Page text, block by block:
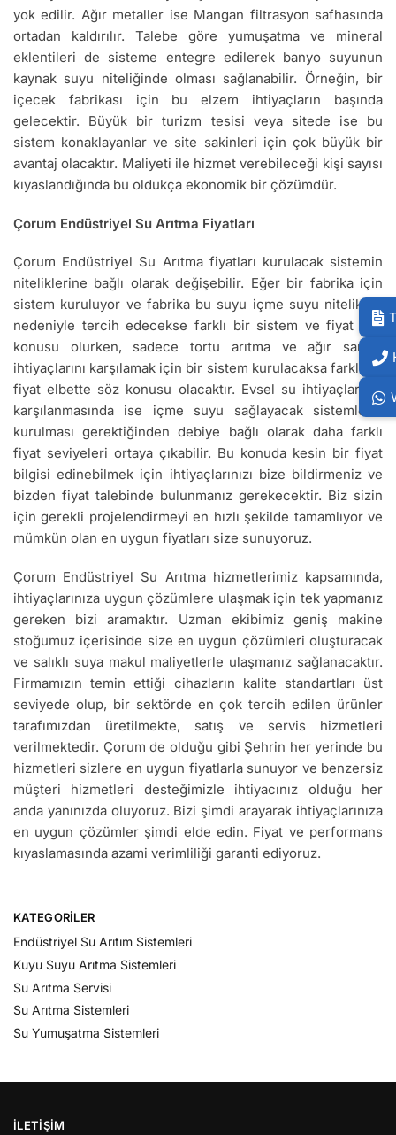
yok edilir. Ağır metaller ise Mangan filtrasyon safhasında
ortadan kaldırılır. Talebe göre yumuşatma ve mineral
eklentileri de sisteme entegre edilerek banyo suyunun
kaynak suyu niteliğinde olması sağlanabilir. Örneğin, bir
içecek fabrikası için bu elzem ihtiyaçların başında
gelecektir. Büyük bir turizm tesisi veya sitede ise bu
sistem konaklayanlar ve site sakinleri için çok büyük bir
avantaj olacaktır. Maliyeti ile hizmet verebileceği kişi sayısı
kıyaslandığında bu oldukça ekonomik bir çözümdür.
Çorum Endüstriyel Su Arıtma Fiyatları
Çorum Endüstriyel Su Arıtma fiyatları kurulacak sistemin
niteliklerine bağlı olarak değişebilir. Eğer bir fabrika için
sistem kuruluyor ve fabrika bu suyu içme suyu nitelikleri
nedeniyle tercih edecekse farklı bir sistem ve fiyat söz
konusu olurken, sadece tortu arıtma ve ağır sanayi
ihtiyaçlarını karşılamak için bir sistem kurulacaksa farklı bir
fiyat elbette söz konusu olacaktır. Evsel su ihtiyaçlarının
karşılanmasında ise içme suyu sağlayacak sistemlerin
kurulması gerektiğinden debiye bağlı olarak daha farklı
fiyat seviyeleri ortaya çıkabilir. Bu konuda kesin bir fiyat
bilgisi edinebilmek için ihtiyaçlarınızı bize bildirmeniz ve
bizden fiyat talebinde bulunmanız gerekecektir. Biz sizin
için gerekli projelendirmeyi en hızlı şekilde tamamlıyor ve
mümkün olan en uygun fiyatları size sunuyoruz.
Çorum Endüstriyel Su Arıtma hizmetlerimiz kapsamında,
ihtiyaçlarınıza uygun çözümlere ulaşmak için tek yapmanız
gereken bizi aramaktır. Uzman ekibimiz geniş makine
stoğumuz içerisinde size en uygun çözümleri oluşturacak
ve salıklı suya makul maliyetlerle ulaşmanız sağlanacaktır.
Firmamızın temin ettiği cihazların kalite standartları üst
seviyede olup, bir sektörde en çok tercih edilen ürünler
tarafımızdan üretilmekte, satış ve servis hizmetleri
verilmektedir. Çorum de olduğu gibi Şehrin her yerinde bu
hizmetleri sizlere en uygun fiyatlarla sunuyor ve benzersiz
müşteri hizmetleri desteğimizle ihtiyacınız olduğu her
anda yanınızda oluyoruz. Bizi şimdi arayarak ihtiyaçlarınıza
en uygun çözümler şimdi elde edin. Fiyat ve performans
kıyaslamasında azami verimliliği garanti ediyoruz.
KATEGORILER
Endüstriyel Su Arıtım Sistemleri
Kuyu Suyu Arıtma Sistemleri
Su Arıtma Servisi
Su Arıtma Sistemleri
Su Yumuşatma Sistemleri
İLETIŞIM